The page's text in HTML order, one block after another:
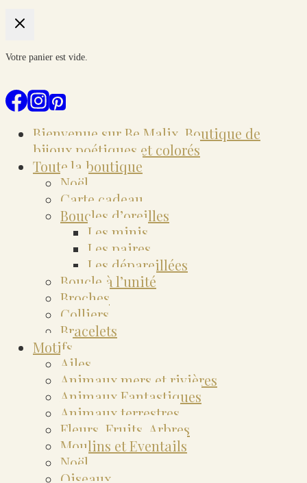
Votre panier est vide.
Bienvenue sur Be Malix, Boutique de
bijoux poétiques et colorés
Toute la boutique
Noël
Carte cadeau
Boucles d’oreilles
Les minis
Les paires
Les dépareillées
Boucle à l’unité
Broches
Colliers
Bracelets
Motifs
Ailes
Animaux mers et rivières
Animaux Fantastiques
Animaux terrestres
Fleurs, Fruits, Arbres
Moulins et Eventails
Noël
Oiseaux